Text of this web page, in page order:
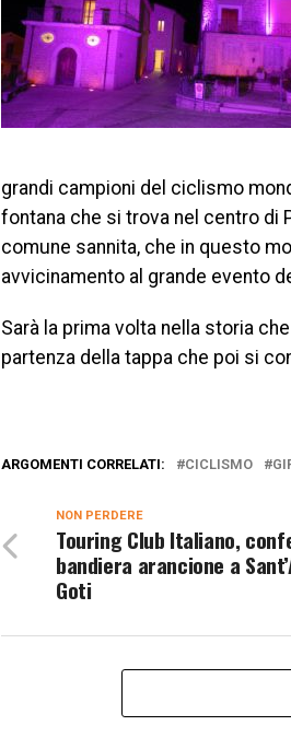
grandi campioni del ciclismo
fontana che si trova nel centro di
comune sannita, che in questo
avvicinamento al grande evento
Sarà la prima volta nella storia
partenza della tappa che poi si
ARGOMENTI CORRELATI: CICLISMO
NON PERDERE
Touring Club Italiano,
bandiera arancione a
Goti